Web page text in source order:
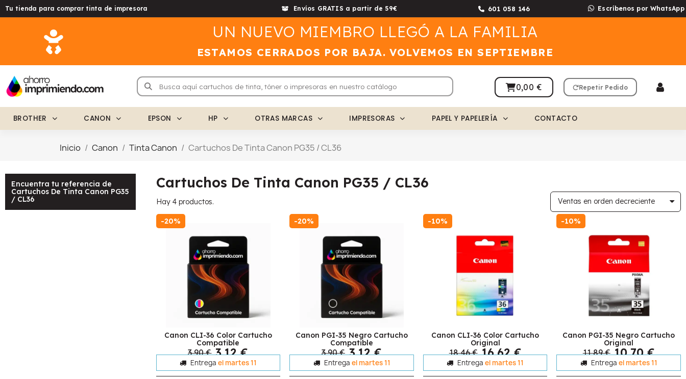
Tu tienda para comprar tinta de impresora Envíos GRATIS a partir de 59€ 601 058 146 Escríbenos por WhatsApp
UN NUEVO MIEMBRO LLEGÓ A LA FAMILIA
ESTAMOS CERRADOS POR BAJA. VOLVEMOS EN SEPTIEMBRE
0,00 € Repetir Pedido
BROTHER CANON EPSON HP OTRAS MARCAS IMPRESORAS PAPEL Y PAPELERÍA CONTACTO
Inicio Canon Tinta Canon Cartuchos De Tinta Canon PG35 / CL36
Encuentra tu referencia de
Cartuchos De Tinta Canon PG35
/ CL36
Cartuchos De Tinta Canon PG35 / CL36
Hay 4 productos.
-20%
Canon CLI-36 Color Cartucho
Compatible
3,90 € 3,12 €
Entrega el martes 11
-20%
Canon PGI-35 Negro Cartucho
Compatible
3,90 € 3,12 €
Entrega el martes 11
-10%
Canon CLI-36 Color Cartucho
Original
18,46 € 16,62 €
Entregael martes 11
-10%
Canon PGI-35 Negro Cartucho
Original
11,89 € 10,70 €
Entrega el martes 11